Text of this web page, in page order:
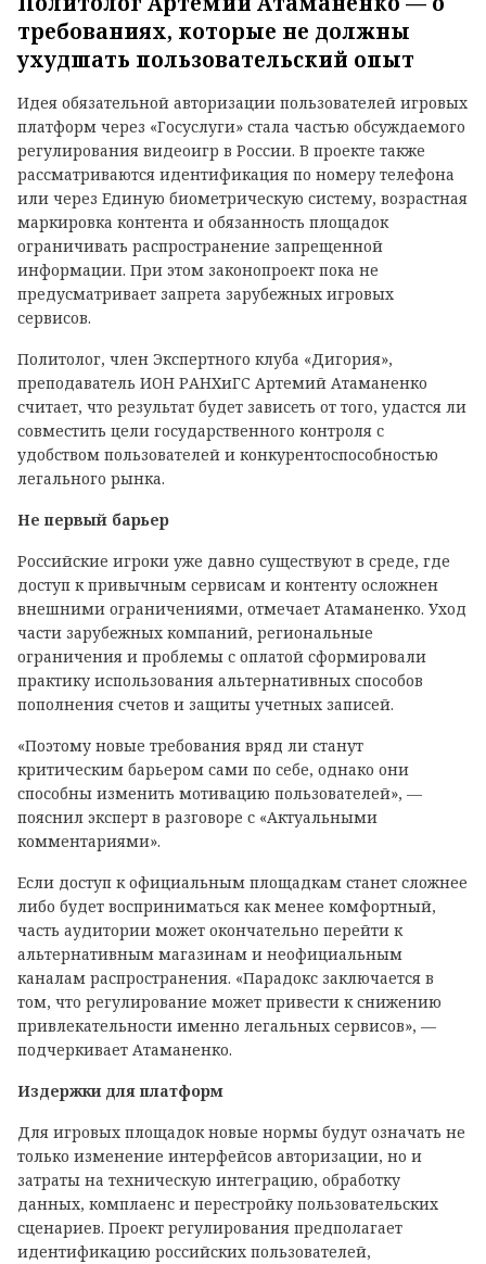
требованиях, которые не должны
ухудшать пользовательский опыт
Идея обязательной авторизации пользователей игровых
платформ через «Госуслуги» стала частью обсуждаемого
регулирования видеоигр в России. В проекте также
рассматриваются идентификация по номеру телефона
или через Единую биометрическую систему, возрастная
маркировка контента и обязанность площадок
ограничивать распространение запрещенной
информации. При этом законопроект пока не
предусматривает запрета зарубежных игровых
сервисов.
Политолог, член Экспертного клуба «Дигория»,
преподаватель ИОН РАНХиГС Артемий Атаманенко
считает, что результат будет зависеть от того, удастся ли
совместить цели государственного контроля с
удобством пользователей и конкурентоспособностью
легального рынка.
Не первый барьер
Российские игроки уже давно существуют в среде, где
доступ к привычным сервисам и контенту осложнен
внешними ограничениями, отмечает Атаманенко. Уход
части зарубежных компаний, региональные
ограничения и проблемы с оплатой сформировали
практику использования альтернативных способов
пополнения счетов и защиты учетных записей.
«Поэтому новые требования вряд ли станут
критическим барьером сами по себе, однако они
способны изменить мотивацию пользователей», —
пояснил эксперт в разговоре с «Актуальными
комментариями».
Если доступ к официальным площадкам станет сложнее
либо будет восприниматься как менее комфортный,
часть аудитории может окончательно перейти к
альтернативным магазинам и неофициальным
каналам распространения. «Парадокс заключается в
том, что регулирование может привести к снижению
привлекательности именно легальных сервисов», —
подчеркивает Атаманенко.
Издержки для платформ
Для игровых площадок новые нормы будут означать не
только изменение интерфейсов авторизации, но и
затраты на техническую интеграцию, обработку
данных, комплаенс и перестройку пользовательских
сценариев. Проект регулирования предполагает
идентификацию российских пользователей,